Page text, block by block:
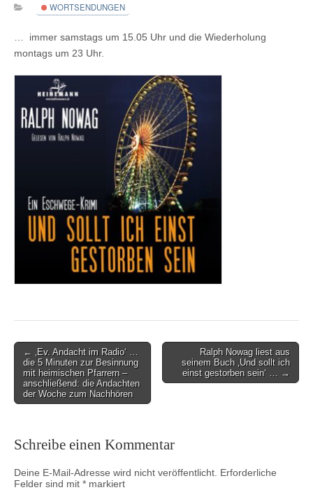
WORTSENDUNGEN
… immer samstags um 15.05 Uhr und die Wiederholung
montags um 23 Uhr.
Post
navigation
← ‚Ev. Andacht im Radio‘ …
die 5 Minuten zur Besinnung
mit heimischen Pfarrern –
anschließend: die Andachten
der Woche zum Nachhören
Ralph Nowag liest aus
seinem Buch ‚Und sollt ich
einst gestorben sein‘ … →
Schreibe einen Kommentar
Deine E-Mail-Adresse wird nicht veröffentlicht. Erforderliche
Felder sind mit * markiert